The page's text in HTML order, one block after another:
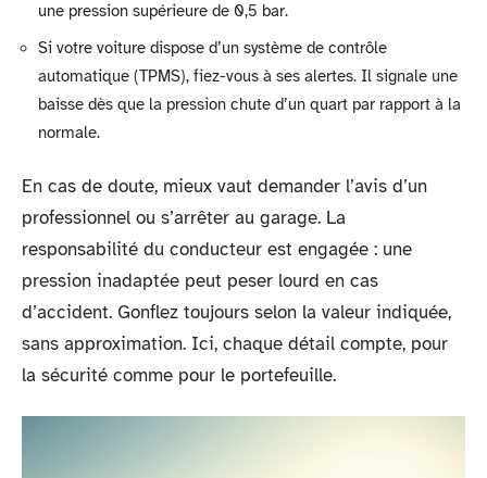
une pression supérieure de 0,5 bar.
Si votre voiture dispose d’un système de contrôle
automatique (TPMS), fiez-vous à ses alertes. Il signale une
baisse dès que la pression chute d’un quart par rapport à la
normale.
En cas de doute, mieux vaut demander l’avis d’un
professionnel ou s’arrêter au garage. La
responsabilité du conducteur est engagée : une
pression inadaptée peut peser lourd en cas
d’accident. Gonflez toujours selon la valeur indiquée,
sans approximation. Ici, chaque détail compte, pour
la sécurité comme pour le portefeuille.